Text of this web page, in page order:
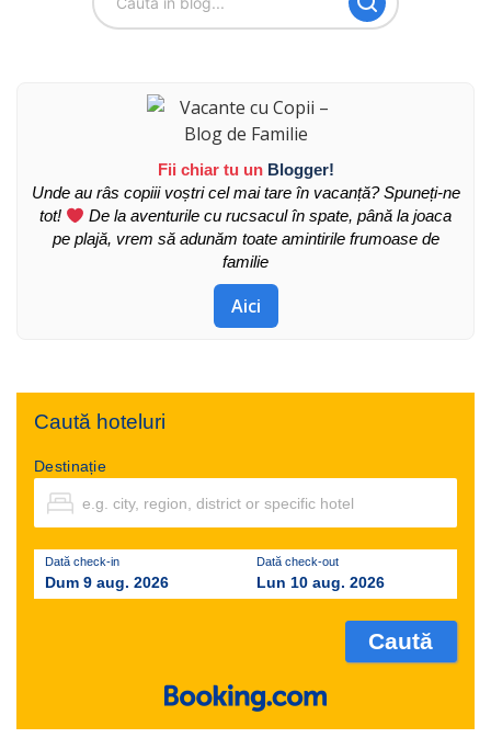
Fii chiar tu un Blogger!
Unde au râs copiii voștri cel mai tare în vacanță? Spuneți-ne
tot!
De la aventurile cu rucsacul în spate, până la joaca
pe plajă, vrem să adunăm toate amintirile frumoase de
familie
Aici
Caută hoteluri
Destinație
Dată check-in
Dum 9 aug. 2026
Dată check-out
Lun 10 aug. 2026